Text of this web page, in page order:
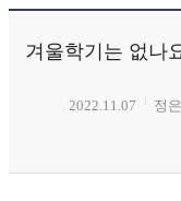
겨울학기는 없나
2022.11.07 정